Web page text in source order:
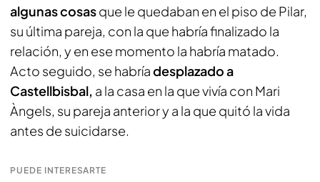
algunas cosasque le quedaban en el piso de Pilar,
su última pareja, con la que habría finalizado la
relación, y en ese momento la habría matado.
Acto seguido, se habríadesplazado a
Castellbisbal, a la casa en la que vivía con Mari
Àngels, su pareja anterior y a la que quitó la vida
antes de suicidarse.
PUEDE INTERESARTE